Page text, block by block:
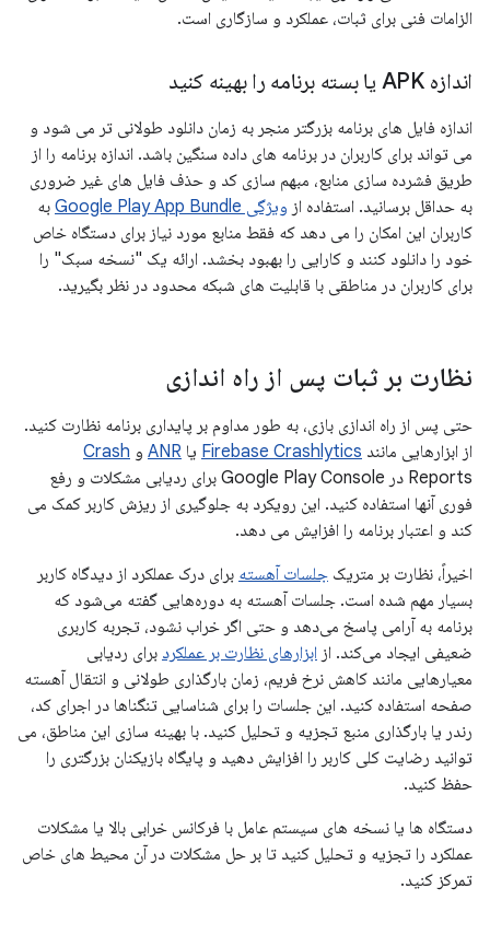
الزامات فنی برای ثبات، عملکرد و سازگاری است.
اندازه APK یا بسته برنامه را بهینه کنید
اندازه فایل های برنامه بزرگتر منجر به زمان دانلود طولانی تر می شود و
می تواند برای کاربران در برنامه های داده سنگین باشد. اندازه برنامه را از
طریق فشرده سازی منابع، مبهم سازی کد و حذف فایل های غیر ضروری
به حداقل برسانید. استفاده از ویژگی Google Play App Bundle
به
کاربران این امکان را می دهد که فقط منابع مورد نیاز برای دستگاه خاص
خود را دانلود کنند و کارایی را بهبود بخشد. ارائه یک "نسخه سبک" را
برای کاربران در مناطقی با قابلیت های شبکه محدود در نظر بگیرید.
نظارت بر ثبات پس از راه اندازی
حتی پس از راه اندازی بازی، به طور مداوم بر پایداری برنامه نظارت کنید.
از ابزارهایی مانند Firebase Crashlytics یا ANR و Crash
Reports در Google Play Console برای ردیابی مشکلات و رفع
فوری آنها استفاده کنید. این رویکرد به جلوگیری از ریزش کاربر کمک می
کند و اعتبار برنامه را افزایش می دهد.
اخیراً، نظارت بر متریک جلسات آهسته برای درک عملکرد از دیدگاه کاربر
بسیار مهم شده است. جلسات آهسته به دوره‌هایی گفته می‌شود که
برنامه به آرامی پاسخ می‌دهد و حتی اگر خراب نشود، تجربه کاربری
ضعیفی ایجاد می‌کند. از ابزارهای نظارت بر عملکرد برای ردیابی
معیارهایی مانند کاهش نرخ فریم، زمان بارگذاری طولانی و انتقال آهسته
صفحه استفاده کنید. این جلسات را برای شناسایی تنگناها در اجرای کد،
رندر یا بارگذاری منبع تجزیه و تحلیل کنید. با بهینه سازی این مناطق، می
توانید رضایت کلی کاربر را افزایش دهید و پایگاه بازیکنان بزرگتری را
حفظ کنید.
دستگاه ها یا نسخه های سیستم عامل با فرکانس خرابی بالا یا مشکلات
عملکرد را تجزیه و تحلیل کنید تا بر حل مشکلات در آن محیط های خاص
تمرکز کنید.